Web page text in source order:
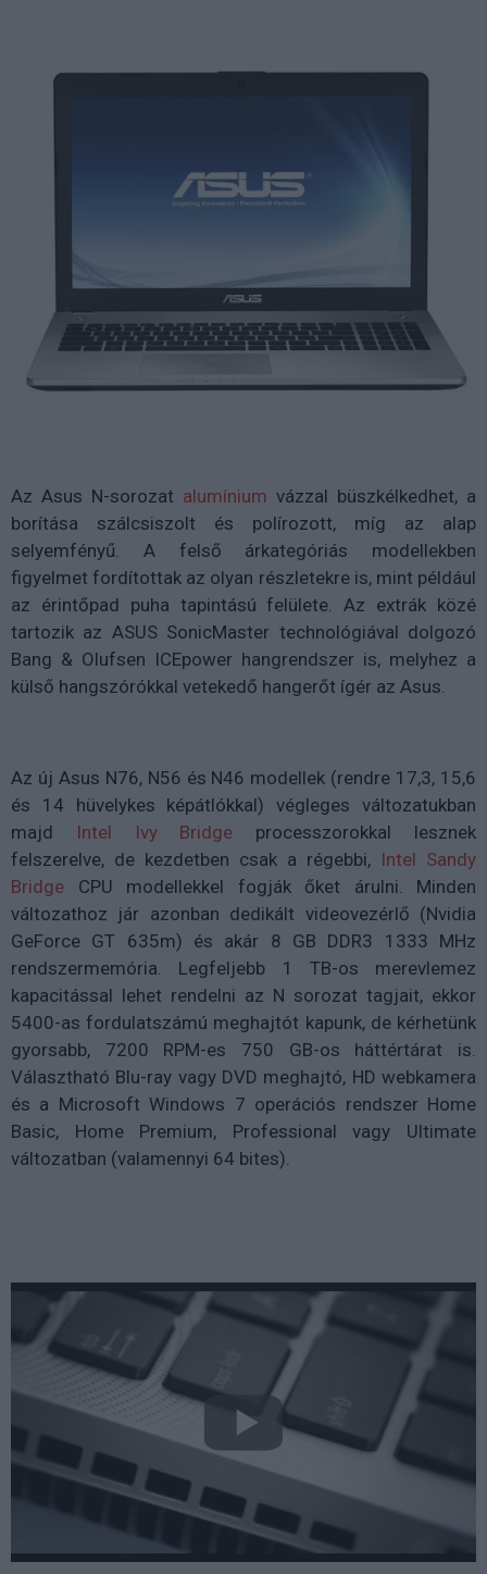
Az Asus N-sorozat alumínium vázzal büszkélkedhet, a
borítása szálcsiszolt és polírozott, míg az alap
selyemfényű. A felső árkategóriás modellekben
figyelmet fordítottak az olyan részletekre is, mint például
az érintőpad puha tapintású felülete. Az extrák közé
tartozik az ASUS SonicMaster technológiával dolgozó
Bang & Olufsen ICEpower hangrendszer is, melyhez a
külső hangszórókkal vetekedő hangerőt ígér az Asus.
Az új Asus N76, N56 és N46 modellek (rendre 17,3, 15,6
és 14 hüvelykes képátlókkal) végleges változatukban
majd
Intel Ivy Bridge processzorokkal lesznek
felszerelve, de kezdetben csak a régebbi, Intel Sandy
Bridge CPU modellekkel fogják őket árulni. Minden
változathoz jár azonban dedikált videovezérlő (Nvidia
GeForce GT 635m) és akár 8 GB DDR3 1333 MHz
rendszermemória. Legfeljebb 1 TB-os merevlemez
kapacitással lehet rendelni az N sorozat tagjait, ekkor
5400-as fordulatszámú meghajtót kapunk, de kérhetünk
gyorsabb, 7200 RPM-es 750 GB-os háttértárat is.
Választható Blu-ray vagy DVD meghajtó, HD webkamera
és a Microsoft Windows 7 operációs rendszer Home
Basic, Home Premium, Professional vagy Ultimate
változatban (valamennyi 64 bites).